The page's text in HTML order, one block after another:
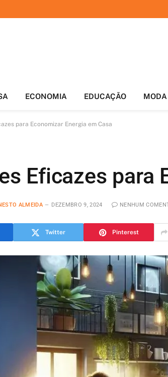
ECONOMIA EDUCAÇÃO
para Economizar Energia em Casa
Eficazes para
ALMEIDA DEZEMBRO 9, 2024 NENHUM
Twitter Pinterest